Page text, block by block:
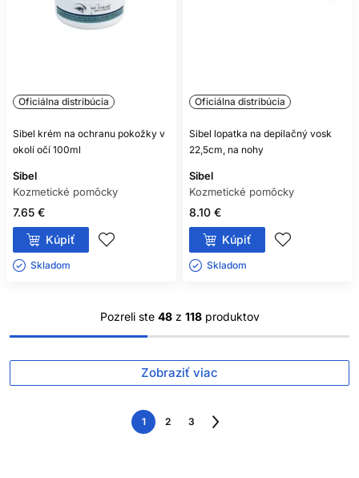
Oficiálna distribúcia
Sibel krém na ochranu pokožky v
okolí očí 100ml
Sibel
Kozmetické pomôcky
7.65 €
Kúpiť
Skladom ㅤ
Oficiálna distribúcia
Sibel lopatka na depilačný vosk
22,5cm, na nohy
Sibel
Kozmetické pomôcky
8.10 €
Kúpiť
Skladom ㅤ
Pozreli ste 48z 118produktov
Zobraziť viac
1 2 3
Nasledujúca